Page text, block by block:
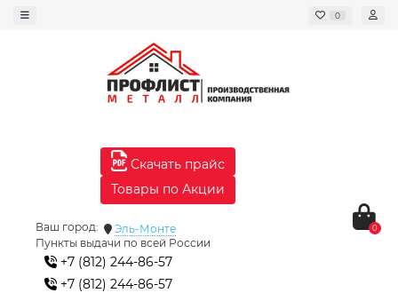
0
Скачать прайс
Товары по Акции
Ваш город:
Эль-Монте
Пункты выдачи по всей России
+7 (812) 244-86-57
+7 (812) 244-86-57
0